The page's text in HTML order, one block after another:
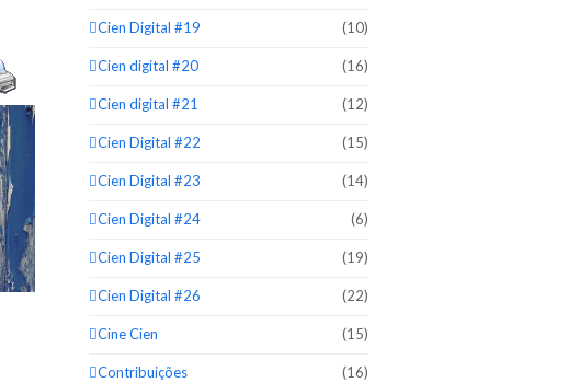
Cien Digital #19 (10)
Cien digital #20 (16)
Cien digital #21 (12)
Cien Digital #22 (15)
Cien Digital #23 (14)
Cien Digital #24 (6)
Cien Digital #25 (19)
Cien Digital #26 (22)
Cine Cien (15)
Contribuições (16)